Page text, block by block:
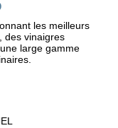
les meilleurs
des vinaigres
large gamme